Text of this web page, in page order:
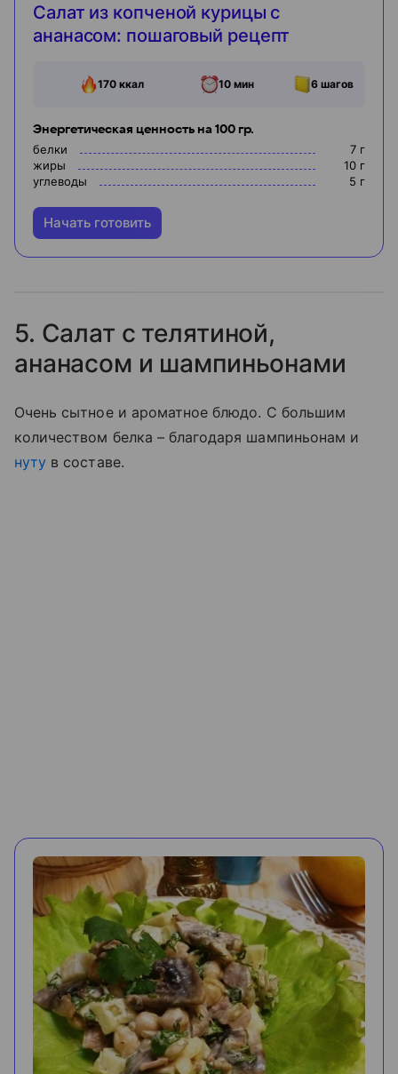
Салат из копченой курицы с
ананасом: пошаговый рецепт
170ккал 10 мин 6 шагов
Энергетическая ценность на 100 гр.
белки 7 г
жиры
10 г
углеводы
5 г
Начать готовить
5. Салат с телятиной,
ананасом и шампиньонами
Очень сытное и ароматное блюдо. С большим
количеством белка – благодаря шампиньонам и
нуту в составе.